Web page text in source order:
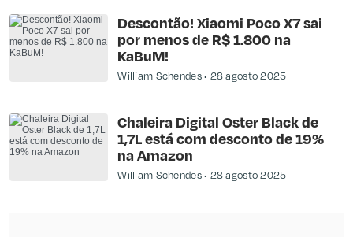
Descontão! Xiaomi Poco X7 sai
por menos de R$ 1.800 na
KaBuM!
William Schendes 28 agosto 2025
Chaleira Digital Oster Black de
1,7L está com desconto de 19%
na Amazon
William Schendes 28 agosto 2025